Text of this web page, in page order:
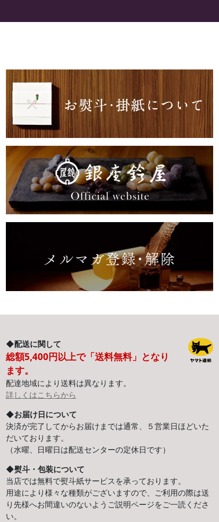
◆配送に関して
総額5,400円以上で「送料無料」となり
ます。
配達地域により送料は異なります。
詳しくはこちらから
◆お届け日について
決済が完了してからお届けまでは通常、５営業日ほどいた
だいております。
（水曜、日曜日は配送センターの定休日です）
◆熨斗・包装について
当店では無料で熨斗紙サービスを承っております。
用途により様々な種類がございますので、ご利用の際は送
り先様へお間違いのないようご説明ページをご一読くださ
い。